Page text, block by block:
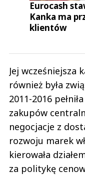
Eurocash
Kanka ma
klientów
Jej wcześniejsza
również była
2011-2016
zakupów
negocjacje z
rozwoju marek
kierowała
za politykę